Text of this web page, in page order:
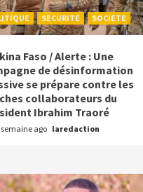
SECURITE SOCIETE
Faso / Alerte : Une
de désinformation
se prépare contre les
collaborateurs du
Ibrahim Traoré
semaine ago laredaction